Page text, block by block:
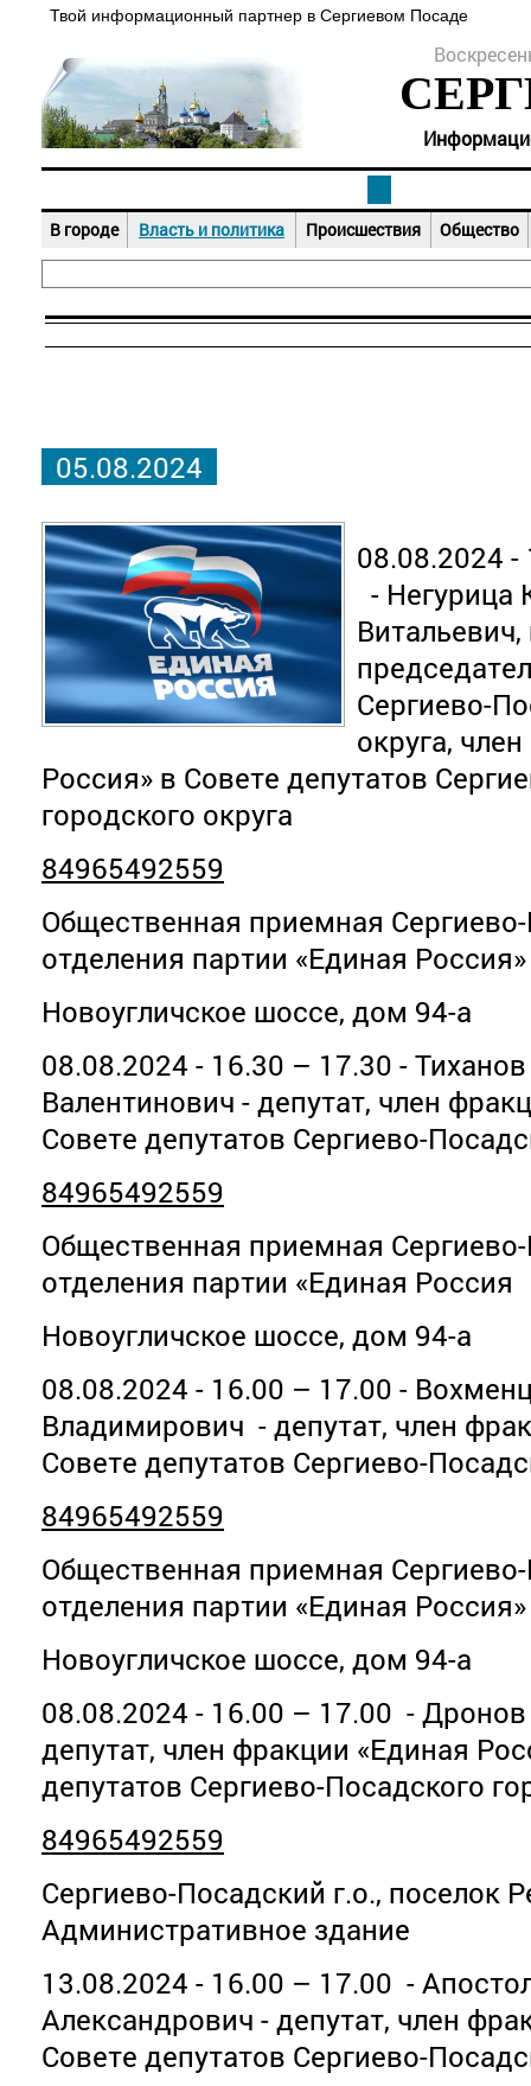
Твой информационный партнер в Сергиевом Посаде
В городе Власть и политика Происшествия Общество
05.08.2024
08.08.2024
- Негурица
Сергиево-
округа,
Россия» в Совете депутатов
городского округа
84965492559
Общественная приемная
отделения партии «Единая Россия»
Новоугличское шоссе, дом 94-а
08.08.2024 - 16.30 – 17.30 -
Валентинович - депутат, член
Совете депутатов Сергиево-
84965492559
Общественная приемная
отделения партии «Единая Россия
Новоугличское шоссе, дом 94-а
08.08.2024 - 16.00 – 17.00 -
Владимирович - депутат, член
Совете депутатов Сергиево-
84965492559
Общественная приемная
отделения партии «Единая Россия»
Новоугличское шоссе, дом 94-а
08.08.2024 - 16.00 – 17.00 - Дронов
депутат, член фракции «Единая
депутатов Сергиево-Посадского
84965492559
Сергиево-Посадский г.о., поселок
Административное здание
13.08.2024 - 16.00 – 17.00 -
Александрович - депутат, член
Совете депутатов Сергиево-